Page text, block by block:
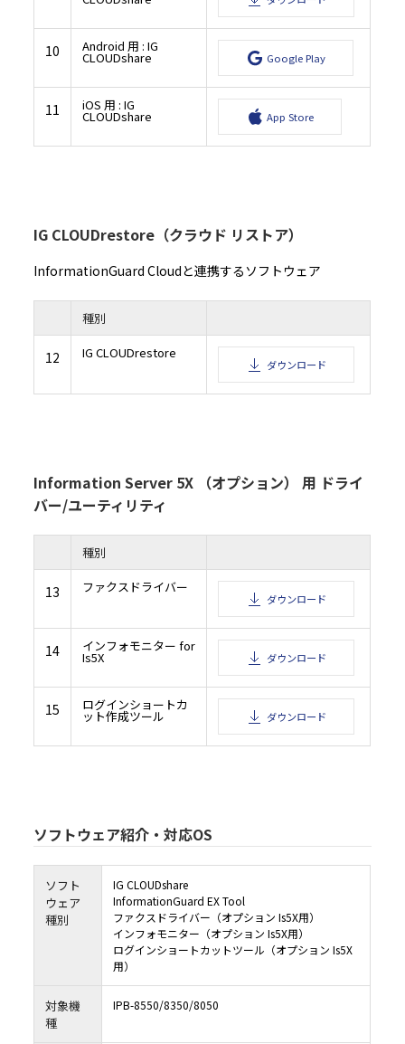
10 Android 用 : IG
CLOUDshare Google Play
11 iOS 用 : IG
CLOUDshare App Store
IG CLOUDrestore（クラウド リストア）
InformationGuard Cloudと連携するソフトウェア
種別
12 IG CLOUDrestore
ダウンロード
Information Server 5X （オプション） 用 ドライ
バー/ユーティリティ
種別
13 ファクスドライバー
ダウンロード
14 インフォモニター for
Is5X ダウンロード
15 ログインショートカ
ット作成ツール ダウンロード
ソフトウェア紹介・対応OS
ソフト
ウェア
種別
IG CLOUDshare
InformationGuard EX Tool
ファクスドライバー（オプション Is5X用）
インフォモニター（オプション Is5X用）
ログインショートカットツール（オプション Is5X
用）
対象機
種
IPB-8550/8350/8050